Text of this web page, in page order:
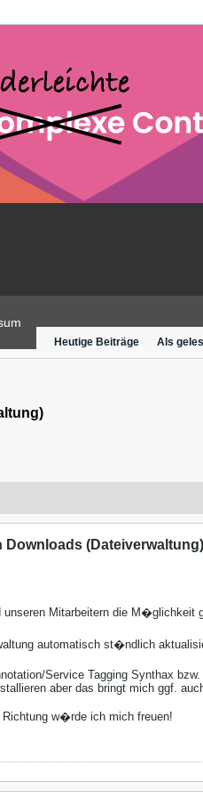
Heutige Beiträge Als
(Dateiverwaltung)
Mitarbeitern die M�glichkeit
automatisch st�ndlich
Service Tagging Synthax
aber das bringt mich ggf.
w�rde ich mich freuen!